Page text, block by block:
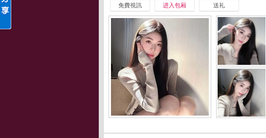
免費視訊 进入包厢 送礼